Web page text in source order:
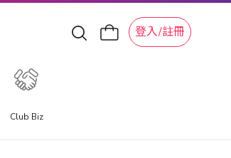
登入/註冊
Club Biz